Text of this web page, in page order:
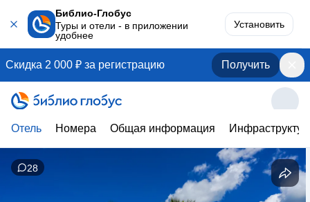
Библио-Глобус
Туры и отели - в приложении
удобнее
Установить
Скидка 2 000 ₽ за регистрацию Получить
Отель Номера Общая информация
28